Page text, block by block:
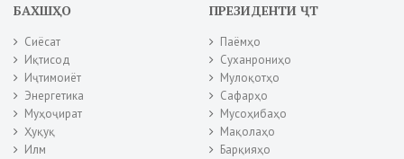
БАХШҲО
Сиёсат
Иқтисод
Иҷтимоиёт
Энергетика
Муҳоҷират
Ҳуқуқ
Илм
ПРЕЗИДЕНТИ ҶТ
Паёмҳо
Суханрониҳо
Мулоқотҳо
Сафарҳо
Мусоҳибаҳо
Мақолаҳо
Барқияҳо